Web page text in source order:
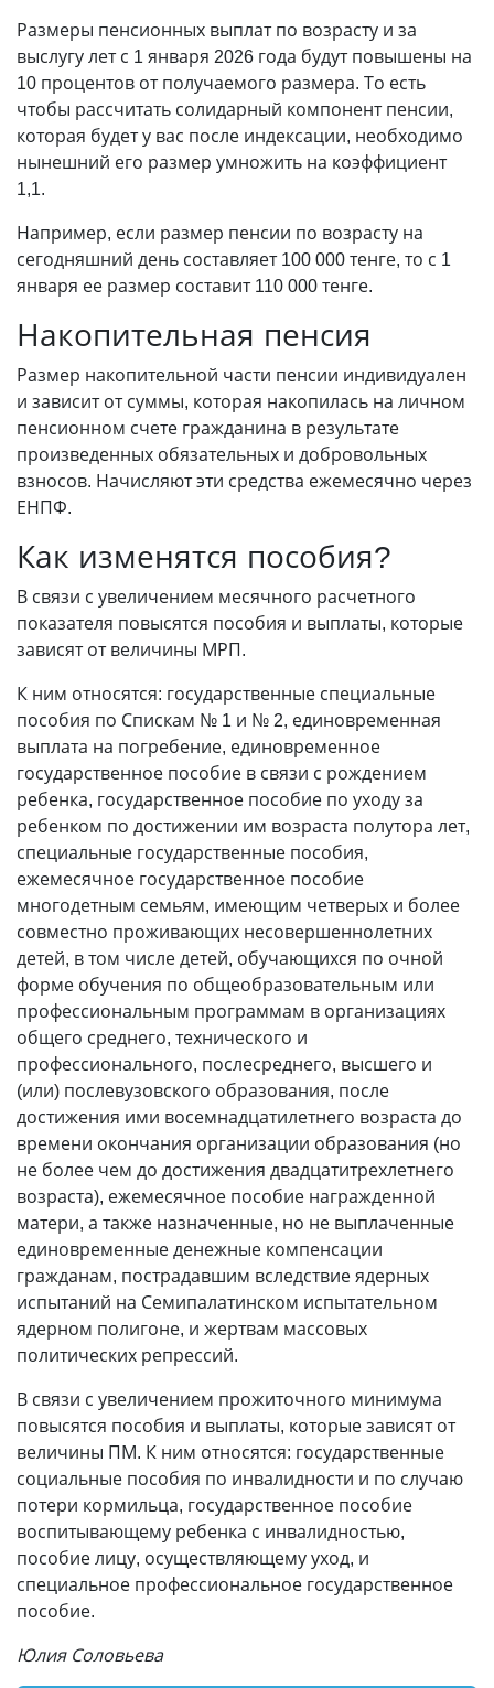
Размеры пенсионных выплат по возрасту и за
выслугу лет с 1 января 2026 года будут повышены на
10 процентов от получаемого размера. То есть
чтобы рассчитать солидарный компонент пенсии,
которая будет у вас после индексации, необходимо
нынешний его размер умножить на коэффициент
1,1.
Например, если размер пенсии по возрасту на
сегодняшний день составляет 100 000 тенге, то с 1
января ее размер составит 110 000 тенге.
Накопительная пенсия
Размер накопительной части пенсии индивидуален
и зависит от суммы, которая накопилась на личном
пенсионном счете гражданина в результате
произведенных обязательных и добровольных
взносов. Начисляют эти средства ежемесячно через
ЕНПФ.
Как изменятся пособия?
В связи с увеличением месячного расчетного
показателя повысятся пособия и выплаты, которые
зависят от величины МРП.
К ним относятся: государственные специальные
пособия по Спискам № 1 и № 2, единовременная
выплата на погребение, единовременное
государственное пособие в связи с рождением
ребенка, государственное пособие по уходу за
ребенком по достижении им возраста полутора лет,
специальные государственные пособия,
ежемесячное государственное пособие
многодетным семьям, имеющим четверых и более
совместно проживающих несовершеннолетних
детей, в том числе детей, обучающихся по очной
форме обучения по общеобразовательным или
профессиональным программам в организациях
общего среднего, технического и
профессионального, послесреднего, высшего и
(или) послевузовского образования, после
достижения ими восемнадцатилетнего возраста до
времени окончания организации образования (но
не более чем до достижения двадцатитрехлетнего
возраста), ежемесячное пособие награжденной
матери, а также назначенные, но не выплаченные
единовременные денежные компенсации
гражданам, пострадавшим вследствие ядерных
испытаний на Семипалатинском испытательном
ядерном полигоне, и жертвам массовых
политических репрессий.
В связи с увеличением прожиточного минимума
повысятся пособия и выплаты, которые зависят от
величины ПМ. К ним относятся: государственные
социальные пособия по инвалидности и по случаю
потери кормильца, государственное пособие
воспитывающему ребенка с инвалидностью,
пособие лицу, осуществляющему уход, и
специальное профессиональное государственное
пособие.
Юлия Соловьева